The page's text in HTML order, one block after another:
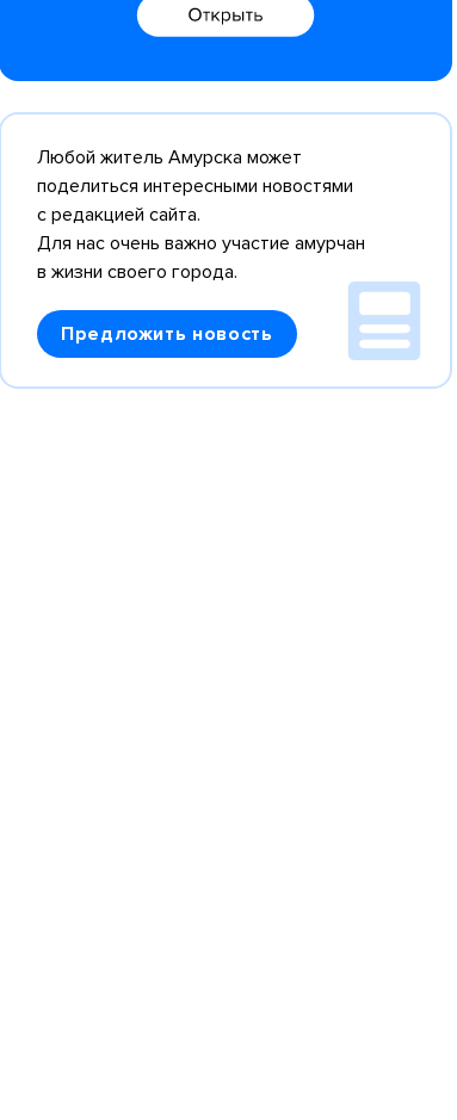
Любой житель Амурска может
поделиться интересными новостями
с редакцией сайта.
Для нас очень важно участие амурчан
в жизни своего города.
Предложить новость